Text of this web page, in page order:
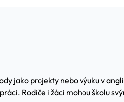
jako projekty nebo výuku v
Rodiče i žáci mohou školu